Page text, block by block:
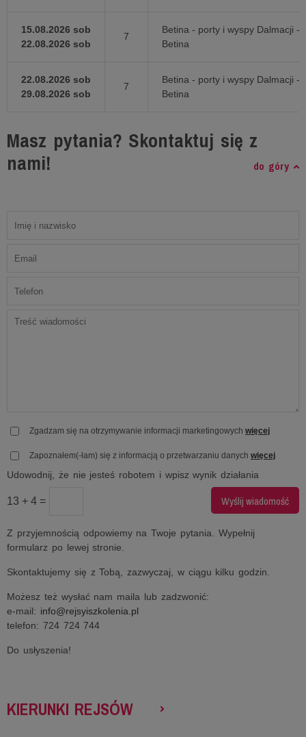
15.08.2026 sob
22.08.2026 sob
7
Betina - porty i wyspy Dalmacji -
Betina
22.08.2026 sob
29.08.2026 sob
7
Betina - porty i wyspy Dalmacji -
Betina
Masz pytania? Skontaktuj się z
nami!
do góry
Zgadzam się na otrzymywanie informacji marketingowych więcej
Zapoznałem(-łam) się z informacją o przetwarzaniu danych więcej
Udowodnij, że nie jesteś robotem i wpisz wynik działania
13 + 4 =
Z przyjemnością odpowiemy na Twoje pytania. Wypełnij
formularz po lewej stronie.
Skontaktujemy się z Tobą, zazwyczaj, w ciągu kilku godzin.
Możesz też wysłać nam maila lub zadzwonić:
e-mail: info@rejsyiszkolenia.pl
telefon: 724 724 744
Do usłyszenia!
KIERUNKI REJSÓW